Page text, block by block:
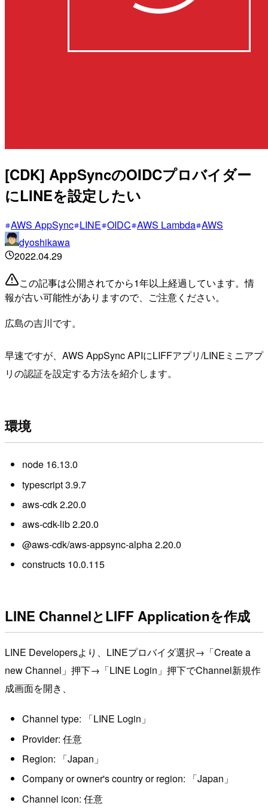
[CDK] AppSyncのOIDCプロバイダー
にLINEを設定したい
AWS AppSync LINE OIDC AWS Lambda AWS
dyoshikawa
2022.04.29
この記事は公開されてから1年以上経過しています。情
報が古い可能性がありますので、ご注意ください。
広島の吉川です。
早速ですが、AWS AppSync APIにLIFFアプリ/LINEミニアプ
リの認証を設定する方法を紹介します。
環境
node 16.13.0
typescript 3.9.7
aws-cdk 2.20.0
aws-cdk-lib 2.20.0
@aws-cdk/aws-appsync-alpha 2.20.0
constructs 10.0.115
LINE ChannelとLIFF Applicationを作成
LINE Developersより、LINEプロバイダ選択→「Create a
new Channel」押下→「LINE Login」押下でChannel新規作
成画面を開き、
Channel type: 「LINE Login」
Provider: 任意
Region: 「Japan」
Company or owner's country or region: 「Japan」
Channel icon: 任意